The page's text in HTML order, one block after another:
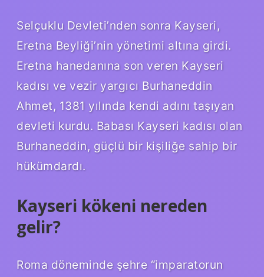
Selçuklu Devleti’nden sonra Kayseri,
Eretna Beyliği’nin yönetimi altına girdi.
Eretna hanedanına son veren Kayseri
kadısı ve vezir yargıcı Burhaneddin
Ahmet, 1381 yılında kendi adını taşıyan
devleti kurdu. Babası Kayseri kadısı olan
Burhaneddin, güçlü bir kişiliğe sahip bir
hükümdardı.
Kayseri kökeni nereden
gelir?
Roma döneminde şehre “imparatorun